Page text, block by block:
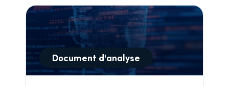
Document d'analyse